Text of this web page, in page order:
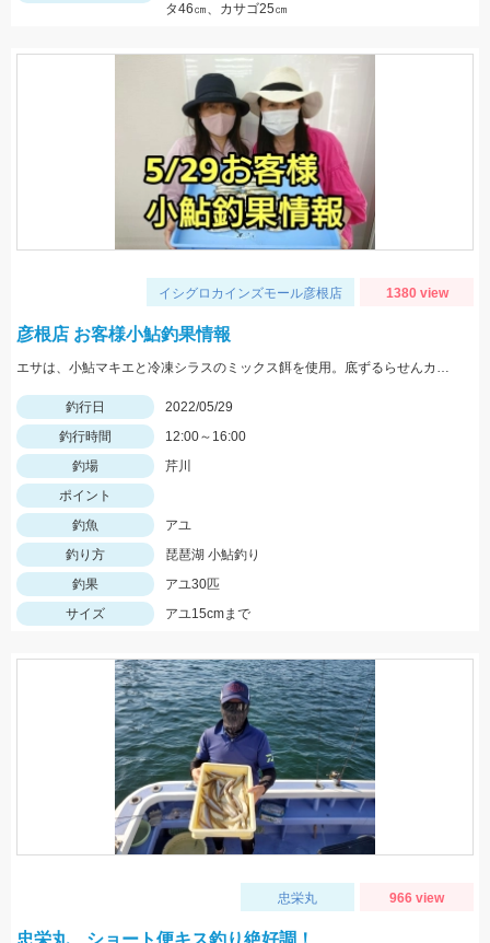
タ46㎝、カサゴ25㎝
イシグロカインズモール彦根店 1380 view
彦根店 お客様小鮎釣果情報
エサは、小鮎マキエと冷凍シラスのミックス餌を使用。底ずるらせんカゴの流し釣りでの釣果です。
釣行日
2022/05/29
釣行時間
12:00～16:00
釣場
芹川
ポイント
釣魚
アユ
釣り方
琵琶湖 小鮎釣り
釣果
アユ30匹
サイズ
アユ15cmまで
忠栄丸 966 view
忠栄丸、ショート便キス釣り絶好調！